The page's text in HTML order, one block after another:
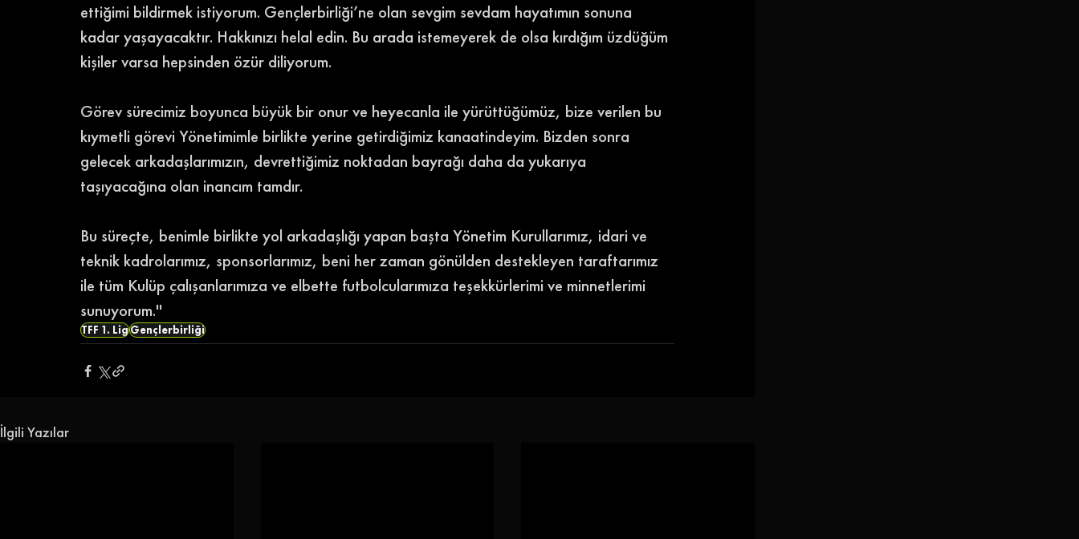
ettiğimi bildirmek istiyorum. Gençlerbirliği’ne olan sevgim sevdam hayatımın sonuna
kadar yaşayacaktır. Hakkınızı helal edin. Bu arada istemeyerek de olsa kırdığım üzdüğüm
kişiler varsa hepsinden özür diliyorum.
Görev sürecimiz boyunca büyük bir onur ve heyecanla ile yürüttüğümüz, bize verilen bu
kıymetli görevi Yönetimimle birlikte yerine getirdiğimiz kanaatindeyim. Bizden sonra
gelecek arkadaşlarımızın, devrettiğimiz noktadan bayrağı daha da yukarıya
taşıyacağına olan inancım tamdır.
Bu süreçte, benimle birlikte yol arkadaşlığı yapan başta Yönetim Kurullarımız, idari ve
teknik kadrolarımız, sponsorlarımız, beni her zaman gönülden destekleyen taraftarımız
ile tüm Kulüp çalışanlarımıza ve elbette futbolcularımıza teşekkürlerimi ve minnetlerimi
sunuyorum.''
TFF 1. LigGençlerbirliği
İlgili Yazılar